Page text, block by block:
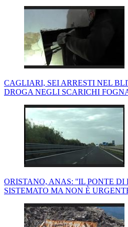
CAGLIARI, SEI ARRESTI NEL
DROGA NEGLI SCARICHI
ORISTANO, ANAS: ''IL PONTE DI
SISTEMATO MA NON È